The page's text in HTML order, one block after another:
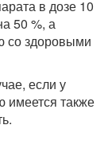
в дозе 10
50 %, а
со здоровыми
если у
имеется также